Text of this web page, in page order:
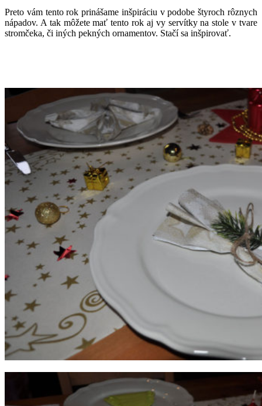
Preto vám tento rok prinášame inšpiráciu v podobe štyroch rôznych
nápadov. A tak môžete mať tento rok aj vy servítky na stole v tvare
stromčeka, či iných pekných ornamentov. Stačí sa inšpirovať.